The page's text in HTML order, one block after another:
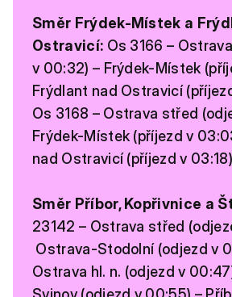
Směr Frýdek-Místek a
Ostravicí: Os 3166 –
v 00:32) – Frýdek-Místek
Frýdlant nad Ostravicí
Os 3168 – Ostrava střed
Frýdek-Místek (příjezd v
nad Ostravicí (příjezd v
Směr Příbor, Kopřivnice a
23142 – Ostrava střed
Ostrava-Stodolní (odjezd v
Ostrava hl. n. (odjezd v